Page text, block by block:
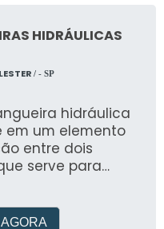
HIDRÁULICAS
/ - SP
hidráulica
em um elemento
entre dois
serve para